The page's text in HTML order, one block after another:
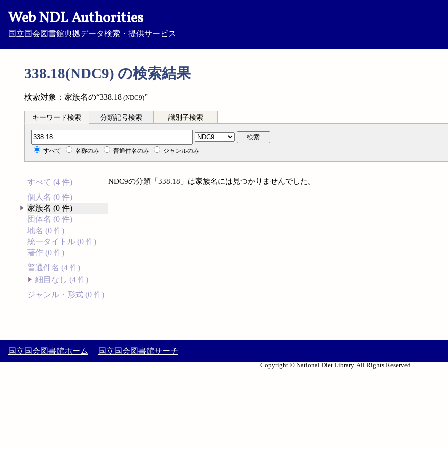
Web NDL Authorities
国立国会図書館典拠データ検索・提供サービス
338.18(NDC9) の検索結果
検索対象：家族名の“338.18 (NDC9)”
キーワード検索 分類記号検索 識別子検索
分類記号検索 検索
すべて 名称のみ 普通件名のみ ジャンルのみ
すべて (4 件)
個人名 (0 件)
家族名 (0 件)
団体名 (0 件)
地名 (0 件)
統一タイトル (0 件)
著作 (0 件)
普通件名 (4 件)
細目なし (4 件)
ジャンル・形式 (0 件)
NDC9の分類「338.18」は家族名には見つかりませんでした。
国立国会図書館ホーム 国立国会図書館サーチ
Copyright © National Diet Library. All Rights Reserved.